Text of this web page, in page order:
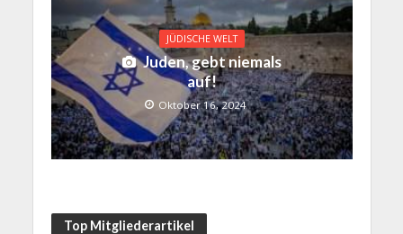
JÜDISCHE WELT
Juden, gebt niemals
auf!
Oktober 16, 2024
Top Mitgliederartikel